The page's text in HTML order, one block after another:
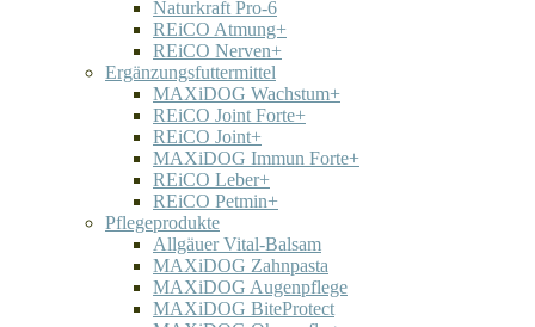
Naturkraft Pro-6
REiCO Atmung+
REiCO Nerven+
Ergänzungsfuttermittel
MAXiDOG Wachstum+
REiCO Joint Forte+
REiCO Joint+
MAXiDOG Immun Forte+
REiCO Leber+
REiCO Petmin+
Pflegeprodukte
Allgäuer Vital-Balsam
MAXiDOG Zahnpasta
MAXiDOG Augenpflege
MAXiDOG BiteProtect